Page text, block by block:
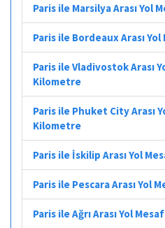
Paris ile Marsilya Arası Yol
Paris ile Bordeaux Arası
Paris ile Vladivostok Arası
Kilometre
Paris ile Phuket City Arası
Kilometre
Paris ile İskilip Arası Yol
Paris ile Pescara Arası Yol
Paris ile Ağrı Arası Yol